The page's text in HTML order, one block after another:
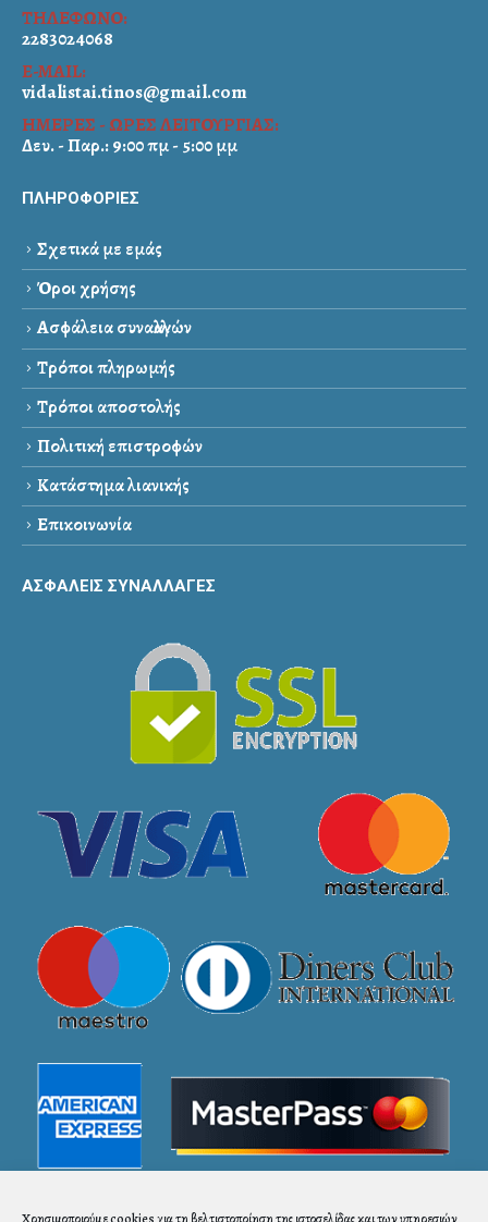
ΤΗΛΕΦΩΝΟ:
2283024068
E-MAIL:
vidalistai.tinos@gmail.com
ΗΜΕΡΕΣ - ΩΡΕΣ ΛΕΙΤΟΥΡΓΙΑΣ:
Δευ. - Παρ.: 9:00 πμ - 5:00 μμ
ΠΛΗΡΟΦΟΡΙΕΣ
Σχετικά με εμάς
Όροι χρήσης
Ασφάλεια συναλλαγών
Τρόποι πληρωμής
Τρόποι αποστολής
Πολιτική επιστροφών
Κατάστημα λιανικής
Επικοινωνία
ΑΣΦΑΛΕΙΣ ΣΥΝΑΛΛΑΓΕΣ